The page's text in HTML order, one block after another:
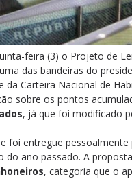
feira (3) o Projeto de
das bandeiras do
Carteira Nacional de
sobre os pontos
, já que foi modificado
e foi entregue pessoalmente
do ano passado. A
, categoria que o